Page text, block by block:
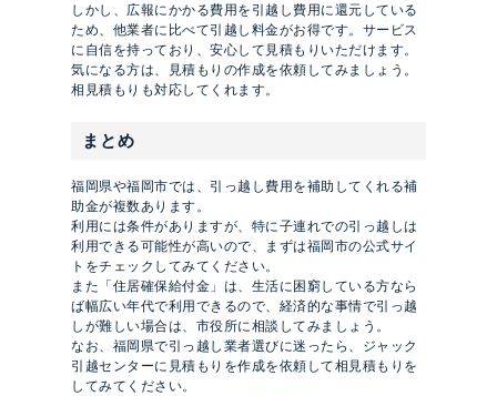
しかし、広報にかかる費用を引越し費用に還元している
ため、他業者に比べて引越し料金がお得です。サービス
に自信を持っており、安心して見積もりいただけます。
気になる方は、見積もりの作成を依頼してみましょう。
相見積もりも対応してくれます。
まとめ
福岡県や福岡市では、引っ越し費用を補助してくれる補
助金が複数あります。
利用には条件がありますが、特に子連れでの引っ越しは
利用できる可能性が高いので、まずは福岡市の公式サイ
トをチェックしてみてください。
また「住居確保給付金」は、生活に困窮している方なら
ば幅広い年代で利用できるので、経済的な事情で引っ越
しが難しい場合は、市役所に相談してみましょう。
なお、福岡県で引っ越し業者選びに迷ったら、ジャック
引越センターに見積もりを作成を依頼して相見積もりを
してみてください。